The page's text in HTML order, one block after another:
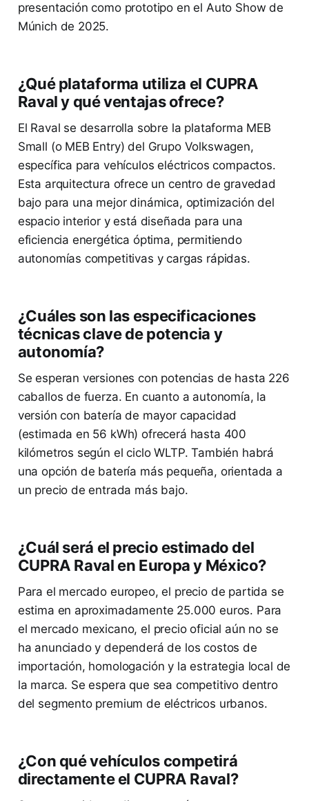
presentación como prototipo en el Auto Show de
Múnich de 2025.
¿Qué plataforma utiliza el CUPRA
Raval y qué ventajas ofrece?
El Raval se desarrolla sobre la plataforma MEB
Small (o MEB Entry) del Grupo Volkswagen,
específica para vehículos eléctricos compactos.
Esta arquitectura ofrece un centro de gravedad
bajo para una mejor dinámica, optimización del
espacio interior y está diseñada para una
eficiencia energética óptima, permitiendo
autonomías competitivas y cargas rápidas.
¿Cuáles son las especificaciones
técnicas clave de potencia y
autonomía?
Se esperan versiones con potencias de hasta 226
caballos de fuerza. En cuanto a autonomía, la
versión con batería de mayor capacidad
(estimada en 56 kWh) ofrecerá hasta 400
kilómetros según el ciclo WLTP. También habrá
una opción de batería más pequeña, orientada a
un precio de entrada más bajo.
¿Cuál será el precio estimado del
CUPRA Raval en Europa y México?
Para el mercado europeo, el precio de partida se
estima en aproximadamente 25.000 euros. Para
el mercado mexicano, el precio oficial aún no se
ha anunciado y dependerá de los costos de
importación, homologación y la estrategia local de
la marca. Se espera que sea competitivo dentro
del segmento premium de eléctricos urbanos.
¿Con qué vehículos competirá
directamente el CUPRA Raval?